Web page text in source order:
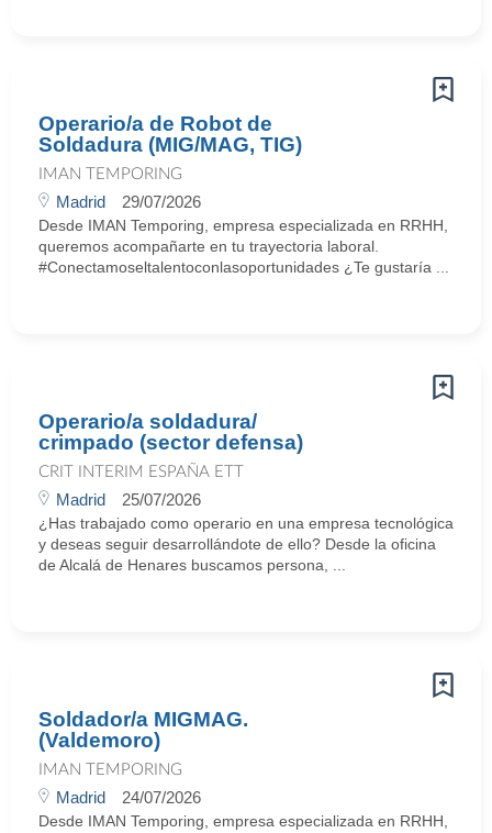
Operario/a de Robot de
Soldadura (MIG/MAG, TIG)
IMAN TEMPORING
Madrid 29/07/2026
Desde IMAN Temporing, empresa especializada en RRHH,
queremos acompañarte en tu trayectoria laboral.
#Conectamoseltalentoconlasoportunidades ¿Te gustaría ...
Operario/a soldadura/
crimpado (sector defensa)
CRIT INTERIM ESPAÑA ETT
Madrid 25/07/2026
¿Has trabajado como operario en una empresa tecnológica
y deseas seguir desarrollándote de ello? Desde la oficina
de Alcalá de Henares buscamos persona, ...
Soldador/a MIGMAG.
(Valdemoro)
IMAN TEMPORING
Madrid 24/07/2026
Desde IMAN Temporing, empresa especializada en RRHH,